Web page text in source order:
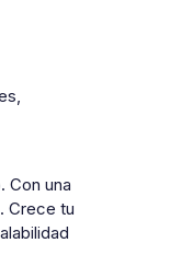
Con una
Crece tu